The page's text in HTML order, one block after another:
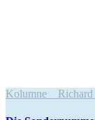
Kolumne